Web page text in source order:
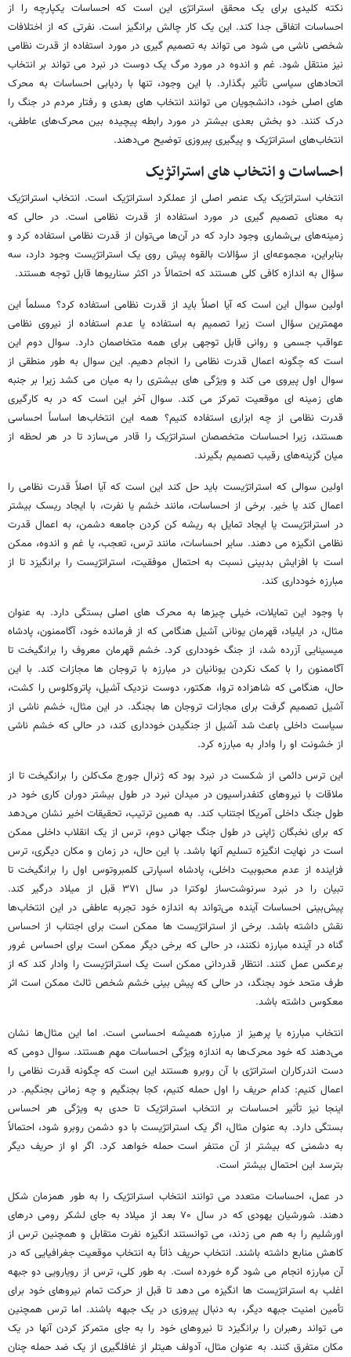
نکته کلیدی برای یک محقق استراتژی این است که احساسات یکپارچه را از
احساسات اتفاقی جدا کند. این یک کار چالش برانگیز است. نفرتی که از اختلافات
شخصی ناشی می شود می تواند به تصمیم گیری در مورد استفاده از قدرت نظامی
نیز منتقل شود. غم و اندوه در مورد مرگ یک دوست در نبرد می تواند بر انتخاب
اتحادهای سیاسی تأثیر بگذارد. با این وجود، تنها با ردیابی احساسات به محرک
های اصلی خود، دانشجویان می توانند انتخاب های بعدی و رفتار مردم در جنگ را
درک کنند. دو بخش بعدی بیشتر در مورد رابطه پیچیده بین محرک‌های عاطفی،
انتخاب‌های استراتژیک و پیگیری پیروزی توضیح می‌دهند.
احساسات و انتخاب های استراتژیک
انتخاب استراتژیک یک عنصر اصلی از عملکرد استراتژیک است. انتخاب استراتژیک
به معنای تصمیم گیری در مورد استفاده از قدرت نظامی است. در حالی که
زمینه‌های بی‌شماری وجود دارد که در آن‌ها می‌توان از قدرت نظامی استفاده کرد و
بنابراین، مجموعه‌ای از سؤالات بالقوه پیش روی یک استراتژیست وجود دارد، سه
سؤال به اندازه کافی کلی هستند که احتمالاً در اکثر سناریوها قابل توجه هستند.
اولین سوال این است که آیا اصلاً باید از قدرت نظامی استفاده کرد؟ مسلماً این
مهمترین سؤال است زیرا تصمیم به استفاده یا عدم استفاده از نیروی نظامی
عواقب جسمی و روانی قابل توجهی برای همه متخاصمان دارد. سوال دوم این
است که چگونه اعمال قدرت نظامی را انجام دهیم. این سوال به طور منطقی از
سوال اول پیروی می کند و ویژگی های بیشتری را به میان می کشد زیرا بر جنبه
های زمینه ای موقعیت تمرکز می کند. سوال آخر این است که در به کارگیری
قدرت نظامی از چه ابزاری استفاده کنیم؟ همه این انتخاب‌ها اساساً احساسی
هستند، زیرا احساسات متخصصان استراتژیک را قادر می‌سازد تا در هر لحظه از
میان گزینه‌های رقیب تصمیم بگیرند.
اولین سوالی که استراتژیست باید حل کند این است که آیا اصلاً قدرت نظامی را
اعمال کند یا خیر. برخی از احساسات، مانند خشم یا نفرت، با ایجاد ریسک بیشتر
در استراتژیست یا ایجاد تمایل به ریشه کن کردن جامعه دشمن، به اعمال قدرت
نظامی انگیزه می دهند. سایر احساسات، مانند ترس، تعجب، یا غم و اندوه، ممکن
است با افزایش بدبینی نسبت به احتمال موفقیت، استراتژیست را برانگیزد تا از
مبارزه خودداری کند.
با وجود این تمایلات، خیلی چیزها به محرک های اصلی بستگی دارد. به عنوان
مثال، در ایلیاد، قهرمان یونانی آشیل هنگامی که از فرمانده خود، آگاممنون، پادشاه
میسینایی آزرده شد، از جنگ خودداری کرد. خشم قهرمان معروف را برانگیخت تا
آگاممنون را با کمک نکردن یونانیان در مبارزه با تروجان ها مجازات کند. با این
حال، هنگامی که شاهزاده تروا، هکتور، دوست نزدیک آشیل، پاتروکلوس را کشت،
آشیل تصمیم گرفت برای مجازات تروجان ها بجنگد. در این مثال، خشم ناشی از
سیاست داخلی باعث شد آشیل از جنگیدن خودداری کند، در حالی که خشم ناشی
از خشونت او را وادار به مبارزه کرد.
این ترس دائمی از شکست در نبرد بود که ژنرال جورج مک‌کلن را برانگیخت تا از
ملاقات با نیروهای کنفدراسیون در میدان نبرد در طول بیشتر دوران کاری خود در
طول جنگ داخلی آمریکا اجتناب کند. به همین ترتیب، تحقیقات اخیر نشان می‌دهد
که برای نخبگان ژاپنی در طول جنگ جهانی دوم، ترس از یک انقلاب داخلی ممکن
است در نهایت انگیزه تسلیم آنها باشد. با این حال، در زمان و مکان دیگری، ترس
فزاینده از عدم محبوبیت داخلی، پادشاه اسپارتی کلمبروتوس اول را برانگیخت تا
تبیان را در نبرد سرنوشت‌ساز لوکترا در سال ۳۷۱ قبل از میلاد درگیر کند.
پیش‌بینی احساسات آینده می‌تواند به اندازه خود تجربه عاطفی در این انتخاب‌ها
نقش داشته باشد. برخی از استراتژیست ها ممکن است برای اجتناب از احساس
گناه در آینده مبارزه نکنند، در حالی که برخی دیگر ممکن است برای احساس غرور
برعکس عمل کنند. انتظار قدردانی ممکن است یک استراتژیست را وادار کند که از
طرف متحد خود بجنگد، در حالی که پیش بینی خشم شخص ثالث ممکن است اثر
معکوس داشته باشد.
انتخاب مبارزه یا پرهیز از مبارزه همیشه احساسی است. اما این مثال‌ها نشان
می‌دهند که خود محرک‌ها به اندازه ویژگی احساسات مهم هستند. سوال دومی که
دست اندرکاران استراتژی با آن روبرو هستند این است که چگونه قدرت نظامی را
اعمال کنیم: کدام حریف را اول حمله کنیم، کجا بجنگیم و چه زمانی بجنگیم. در
اینجا نیز تأثیر احساسات بر انتخاب استراتژیک تا حدی به ویژگی هر احساس
بستگی دارد. به عنوان مثال، اگر یک استراتژیست با دو دشمن روبرو شود، احتمالاً
به دشمنی که بیشتر از آن متنفر است حمله خواهد کرد. اگر او از حریف دیگر
بترسد این احتمال بیشتر است.
در عمل، احساسات متعدد می توانند انتخاب استراتژیک را به طور همزمان شکل
دهند. شورشیان یهودی که در سال ۷۰ بعد از میلاد به جای لشکر رومی درهای
اورشلیم را به هم می زدند، می توانستند انگیزه نفرت متقابل و همچنین ترس از
کاهش منابع داشته باشند. انتخاب حریف ذاتاً به انتخاب موقعیت جغرافیایی که در
آن مبارزه انجام می شود گره خورده است. به طور کلی، ترس از رویارویی دو جبهه
اغلب به استراتژیست ها انگیزه می دهد تا قبل از حرکت تمام نیروهای خود برای
تأمین امنیت جبهه دیگر، به دنبال پیروزی در یک جبهه باشند. اما ترس همچنین
می تواند رهبران را برانگیزد تا نیروهای خود را به جای متمرکز کردن آنها در یک
مکان متفرق کنند. به عنوان مثال، آدولف هیتلر از غافلگیری از یک ضد حمله چنان